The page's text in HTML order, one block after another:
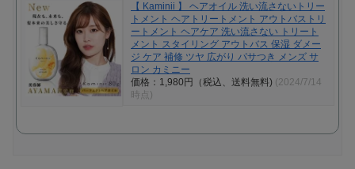
【 Kaminii 】 ヘアオイル 洗い流さないトリー
トメント ヘアトリートメント アウトバストリ
ートメント ヘアケア 洗い流さない トリート
メント スタイリング アウトバス 保湿 ダメー
ジ ケア 補修 ツヤ 広がり パサつき メンズ サ
ロン カミニー
価格：1,980円（税込、送料無料) (2024/7/14
時点)